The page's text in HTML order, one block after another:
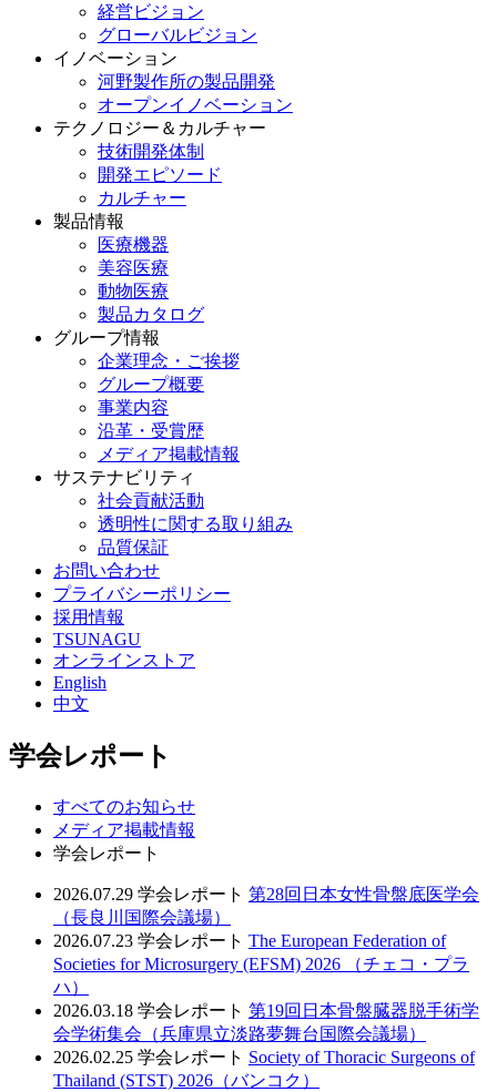
経営ビジョン
グローバルビジョン
イノベーション
河野製作所の製品開発
オープンイノベーション
テクノロジー＆カルチャー
技術開発体制
開発エピソード
カルチャー
製品情報
医療機器
美容医療
動物医療
製品カタログ
グループ情報
企業理念・ご挨拶
グループ概要
事業内容
沿革・受賞歴
メディア掲載情報
サステナビリティ
社会貢献活動
透明性に関する取り組み
品質保証
お問い合わせ
プライバシーポリシー
採用情報
TSUNAGU
オンラインストア
English
中文
学会レポート
すべてのお知らせ
メディア掲載情報
学会レポート
2026.07.29 学会レポート 第28回日本女性骨盤底医学会
（長良川国際会議場）
2026.07.23 学会レポート The European Federation of
Societies for Microsurgery (EFSM) 2026 （チェコ・プラ
ハ）
2026.03.18 学会レポート 第19回日本骨盤臓器脱手術学
会学術集会（兵庫県立淡路夢舞台国際会議場）
2026.02.25 学会レポート Society of Thoracic Surgeons of
Thailand (STST) 2026（バンコク）